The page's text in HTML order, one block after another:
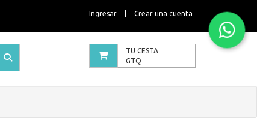
Ingresar Crear una cuenta
TU CESTA
GTQ